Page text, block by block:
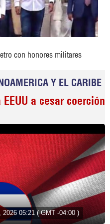
con honores militares
Y EL CARIBE
a cesar coerción
05:21 ( GMT -04:00 )